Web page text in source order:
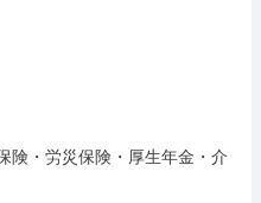
険・労災保険・厚生年金・介